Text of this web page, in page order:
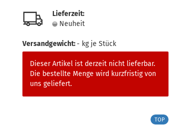
Lieferzeit:
Neuheit
Versandgewicht:- kg je Stück
Dieser Artikel ist derzeit nicht lieferbar.
Die bestellte Menge wird kurzfristig von
uns geliefert.
TOP